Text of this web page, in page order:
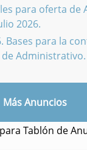
para oferta de
2026.
. Bases para la
Administrativo.
Más Anuncios